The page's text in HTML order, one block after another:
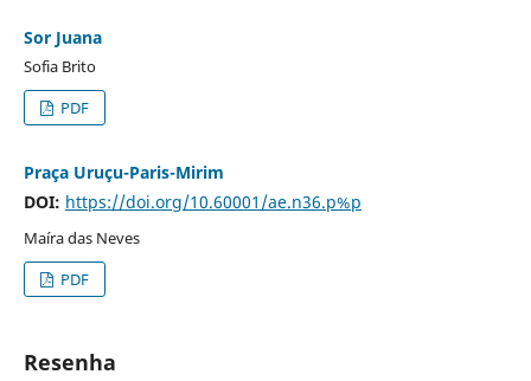
Sor Juana
Sofia Brito
PDF
Praça Uruçu-Paris-Mirim
DOI: https://doi.org/10.60001/ae.n36.p%p
Maíra das Neves
PDF
Resenha